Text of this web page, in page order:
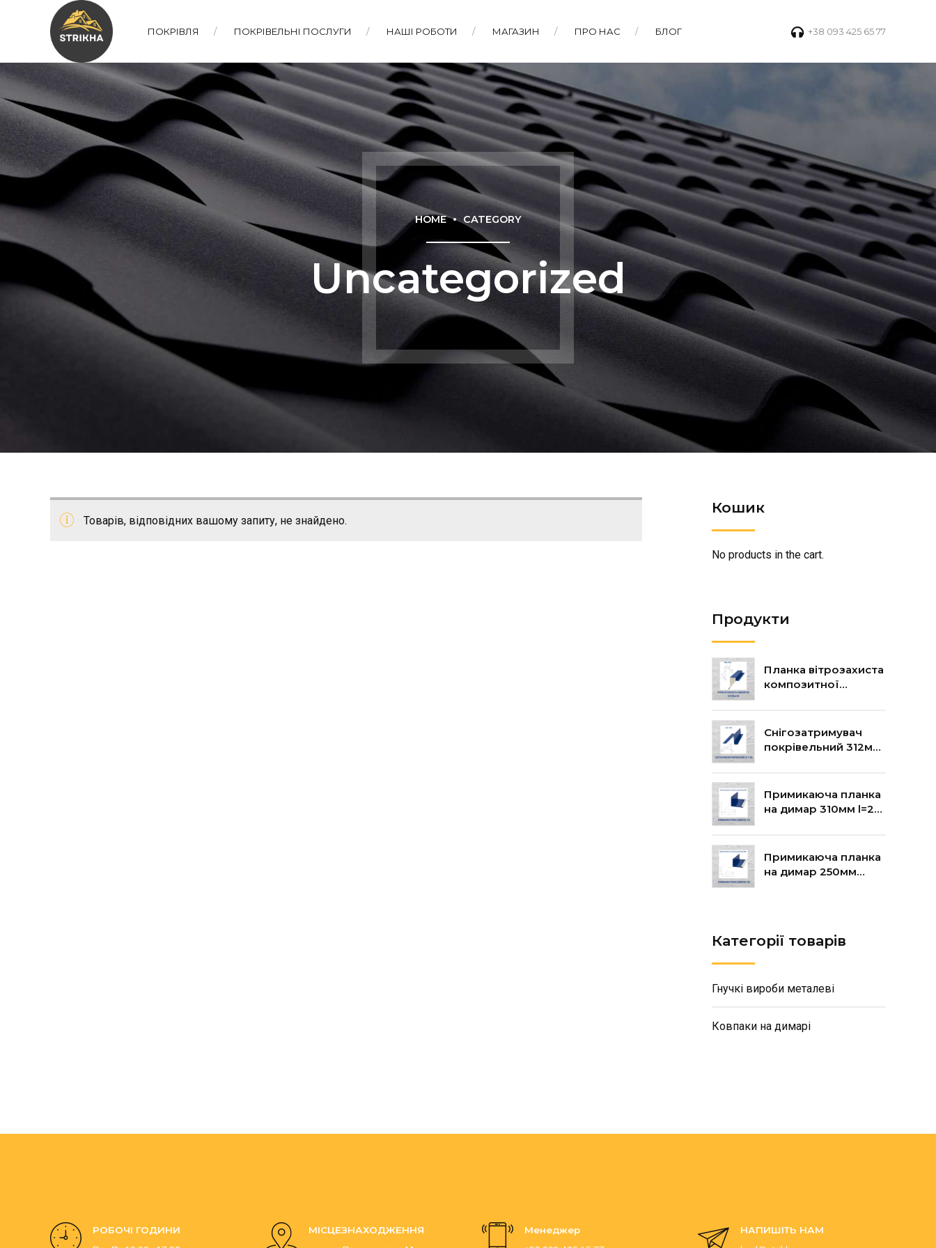
+38 093 425 65 77
ПОКРІВЛЯ ПОКРІВЕЛЬНІ ПОСЛУГИ НАШІ РОБОТИ МАГАЗИН ПРО НАС БЛОГ
HOME CATEGORY
Uncategorized
Товарів, відповідних вашому запиту, не знайдено.
Кошик
No products in the cart.
Продукти
Планка вітрозахиста
композитної
Снігозатримувач
покрівельний 312мм
Примикаюча планка
на димар 310мм l=2м,
Примикаюча планка
на димар 250мм
Категорії товарів
Гнучкі вироби металеві
Ковпаки на димарі
РОБОЧІ ГОДИНИ
МІСЦЕЗНАХОДЖЕННЯ
Менеджер
НАПИШІТЬ НАМ